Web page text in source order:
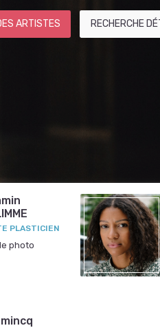
ARTISTES RECHERCHE
PLASTICIEN
photo